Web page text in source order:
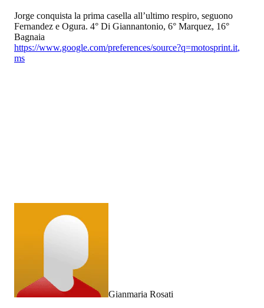
Jorge conquista la prima casella all’ultimo respiro, seguono
Fernandez e Ogura. 4° Di Giannantonio, 6° Marquez, 16°
Bagnaia
https://www.google.com/preferences/source?q=motosprint.it,
ms
Gianmaria Rosati